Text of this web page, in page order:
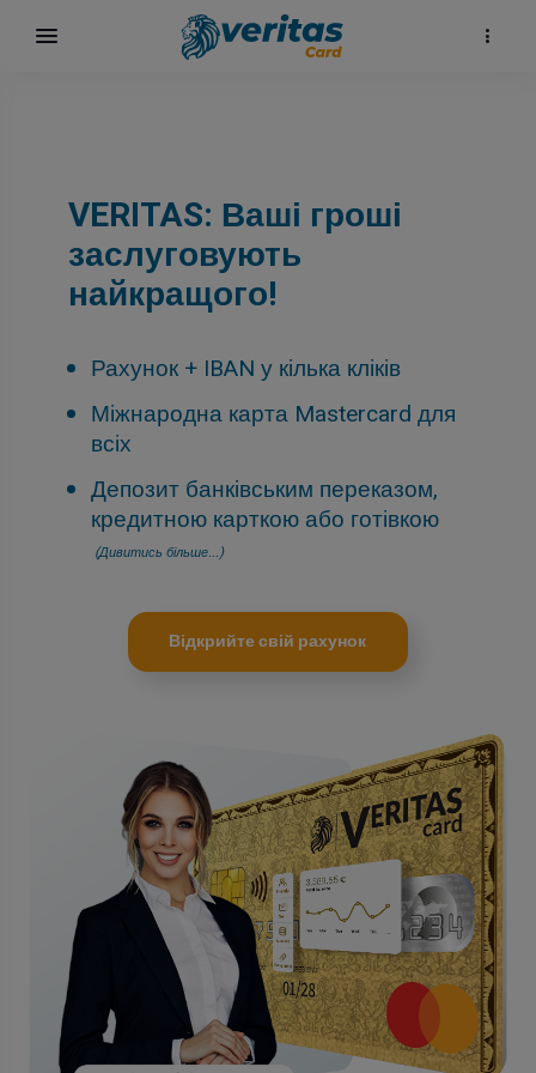
VERITAS: Ваші гроші
заслуговують
найкращого!
Рахунок + IBAN у кілька кліків
Міжнародна карта Mastercard для
всіх
Депозит банківським переказом,
кредитною карткою або готівкою
(Дивитись більше...)
Відкрийте свій рахунок